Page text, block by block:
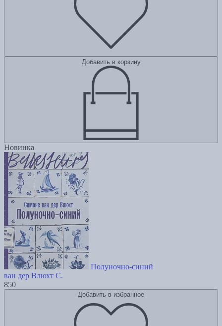
Добавить в корзину
Новинка
Полуночно-синий
ван дер Влюхт С.
850
Добавить в избранное